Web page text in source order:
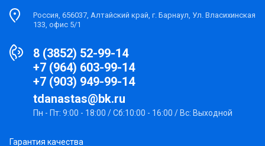
Россия, 656037, Алтайский край, г. Барнаул, Ул. Власихинская
133, офис 5/1
8 (3852) 52-99-14
+7 (964) 603-99-14
+7 (903) 949-99-14
tdanastas@bk.ru
Пн - Пт: 9:00 - 18:00 / Сб:10:00 - 16:00 / Вс: Выходной
Гарантия качества